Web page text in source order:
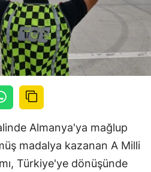
Almanya'ya mağlup
madalya kazanan A Milli
Türkiye'ye dönüşünde